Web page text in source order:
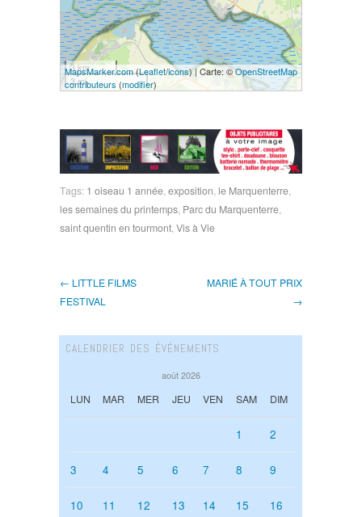
3 km
3 mi
MapsMarker.com(Leaflet/icons) | Carte: ©OpenStreetMap
contributeurs (modifier)
Tags: 1 oiseau 1 année exposition le Marquenterre
les semaines du printemps Parc du Marquenterre
saint quentin en tourmont Vis à Vie
← LITTLE FILMS
FESTIVAL
MARIÉ À TOUT PRIX
→
CALENDRIER DES ÉVÉNEMENTS
août 2026
LUN MAR MER JEU VEN SAM DIM
1 2
3 4 5 6 7 8 9
10 11 12 13 14 15 16